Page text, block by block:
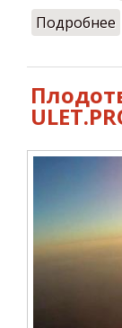
Подробнее